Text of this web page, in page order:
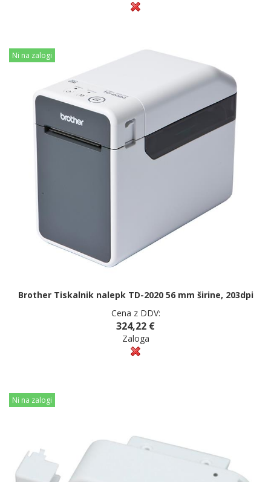
Ni na zalogi
Brother Tiskalnik nalepk TD-2020 56 mm širine, 203dpi
Cena z DDV:
324,22 €
Zaloga
Ni na zalogi